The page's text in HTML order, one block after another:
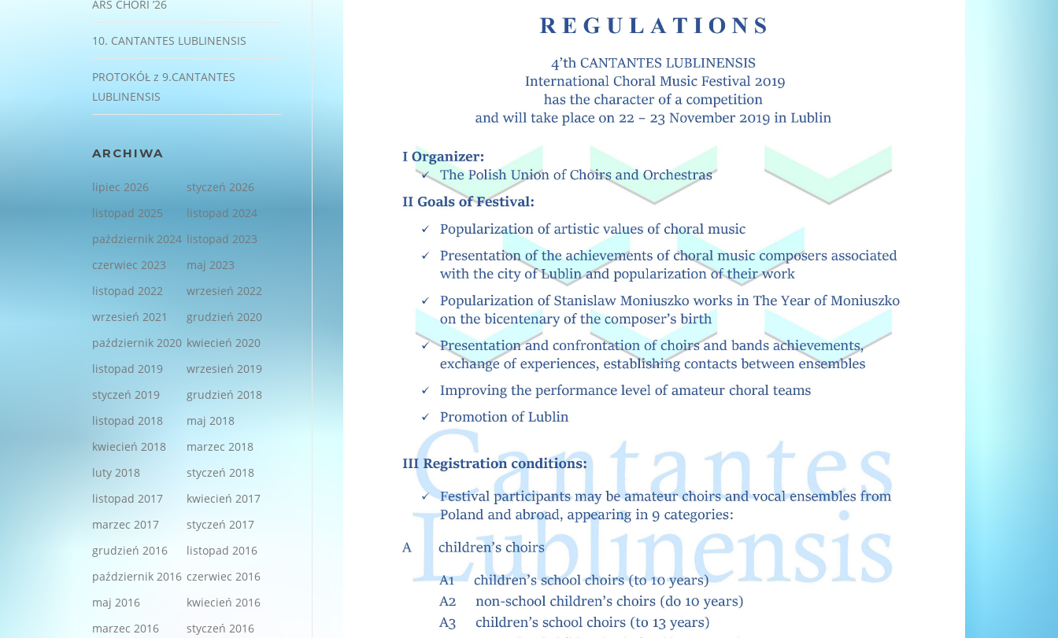
ARS CHORI ’26
10. CANTANTES LUBLINENSIS
PROTOKÓŁ z 9.CANTANTES
LUBLINENSIS
ARCHIWA
lipiec 2026
styczeń 2026
listopad 2025
listopad 2024
październik 2024 listopad 2023
czerwiec 2023
maj 2023
listopad 2022
wrzesień 2022
wrzesień 2021
grudzień 2020
październik 2020 kwiecień 2020
listopad 2019
wrzesień 2019
styczeń 2019
grudzień 2018
listopad 2018
maj 2018
kwiecień 2018
marzec 2018
luty 2018
styczeń 2018
listopad 2017
kwiecień 2017
marzec 2017
styczeń 2017
grudzień 2016
listopad 2016
październik 2016 czerwiec 2016
maj 2016
kwiecień 2016
marzec 2016
styczeń 2016